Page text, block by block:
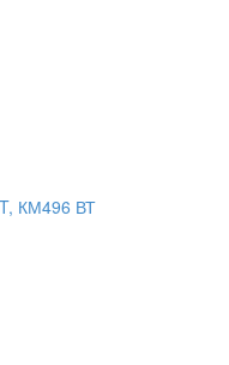
КМ496 ВТ